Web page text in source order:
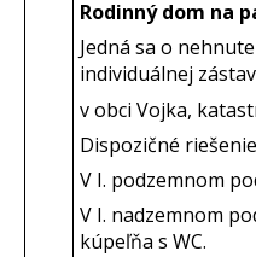
Rodinný dom na
Jedná sa o
individuálnej
v obci Vojka,
Dispozičné
V I. podzemnom
V I. nadzemnom
kúpeľňa s WC.